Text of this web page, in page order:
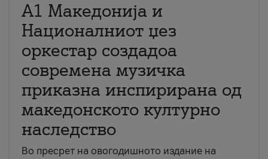
А1 Македонија и
Националниот џез
оркестар создадоа
современа музичка
приказна инспирирана од
македонското културно
наследство
Во пресрет на овогодишното издание на